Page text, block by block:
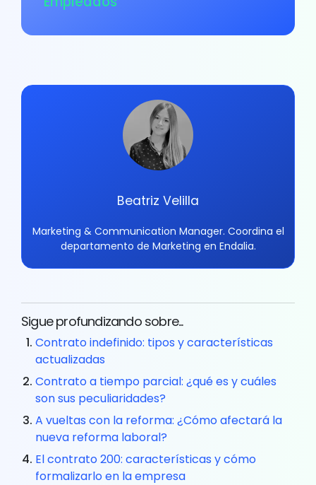
Beatriz Velilla
Marketing & Communication Manager. Coordina el
departamento de Marketing en Endalia.
Sigue profundizando sobre...
Contrato indefinido: tipos y características
actualizadas
Contrato a tiempo parcial: ¿qué es y cuáles
son sus peculiaridades?
A vueltas con la reforma: ¿Cómo afectará la
nueva reforma laboral?
El contrato 200: características y cómo
formalizarlo en la empresa